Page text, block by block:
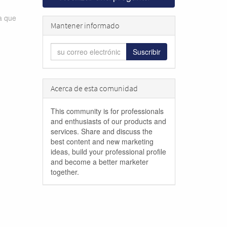
que
Mantener informado
Suscribir
Acerca de esta comunidad
This community is for professionals
and enthusiasts of our products and
services. Share and discuss the
best content and new marketing
ideas, build your professional profile
and become a better marketer
together.